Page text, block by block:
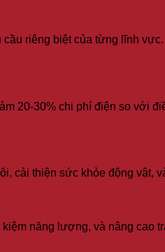
riêng biệt của từng lĩnh
20-30% chi phí điện so với
cải thiện sức khỏe động vật,
năng lượng, và nâng cao